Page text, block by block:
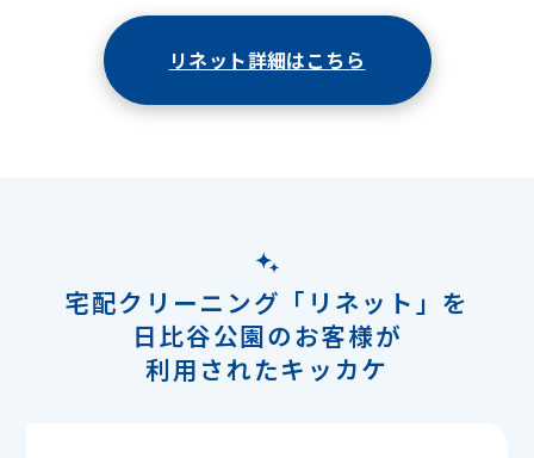
リネット詳細はこちら
宅配クリーニング「リネット」を
日比谷公園のお客様が
利用されたキッカケ